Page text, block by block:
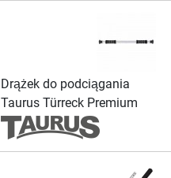
Drążek do podciągania
Taurus Türreck Premium